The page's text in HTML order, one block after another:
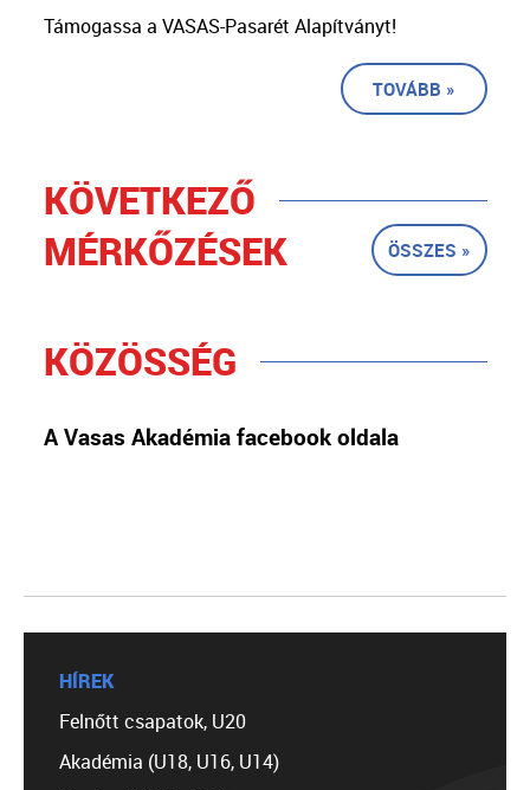
Támogassa a VASAS-Pasarét Alapítványt!
TOVÁBB »
KÖVETKEZŐ
MÉRKŐZÉSEK
ÖSSZES »
KÖZÖSSÉG
A Vasas Akadémia facebook oldala
HÍREK
Felnőtt csapatok, U20
Akadémia (U18, U16, U14)